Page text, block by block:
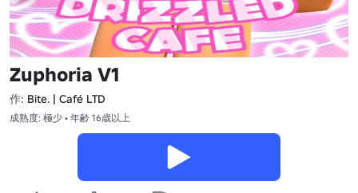
Zuphoria V1
作: Bite. | Café LTD
成熟度: 極少 • 年齢 16歳以上